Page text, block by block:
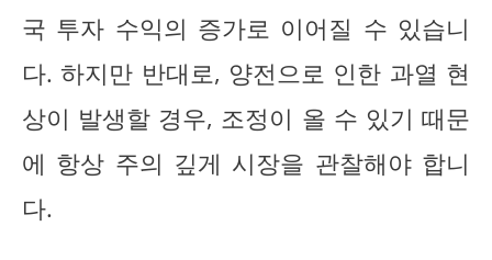
국 투자 수익의 증가로 이어질 수 있습니
다. 하지만 반대로, 양전으로 인한 과열 현
상이 발생할 경우, 조정이 올 수 있기 때문
에 항상 주의 깊게 시장을 관찰해야 합니
다.